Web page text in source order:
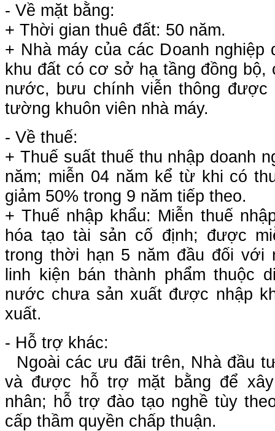
- Về mặt bằng:
+ Thời gian thuê đất: 50 năm.
+ Nhà máy của các Doanh
khu đất có cơ sở hạ tầng đồng bộ,
nước, bưu chính viễn thông được
tường khuôn viên nhà máy.
- Về thuế:
+ Thuế suất thuế thu nhập doanh
năm; miễn 04 năm kể từ khi có
giảm 50% trong 9 năm tiếp theo.
+ Thuế nhập khẩu: Miễn thuế
hóa tạo tài sản cố định; được
trong thời hạn 5 năm đầu đối với
linh kiện bán thành phẩm thuộc
nước chưa sản xuất được nhập
xuất.
- Hỗ trợ khác:
Ngoài các ưu đãi trên, Nhà đầu
và được hỗ trợ mặt bằng để
nhân; hỗ trợ đào tạo nghề tùy
cấp thầm quyền chấp thuận.